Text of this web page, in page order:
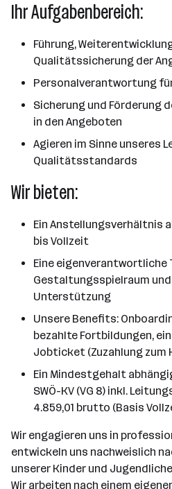
Ihr Aufgabenbereich:
Führung,
Qualitätssicherung der
Personalverantwortung
Sicherung und Förderung
in den Angeboten
Agieren im Sinne unseres
Qualitätsstandards
Wir bieten:
Ein Anstellungsverhältnis
bis Vollzeit
Eine
Gestaltungsspielraum
Unterstützung
Unsere Benefits:
bezahlte Fortbildungen,
Jobticket (Zuzahlung zum
Ein Mindestgehalt
SWÖ-KV (VG 8) inkl.
4.859,01 brutto (Basis
Wir engagieren uns in
entwickeln uns nachweislich
unserer Kinder und
Wir arbeiten nach einem